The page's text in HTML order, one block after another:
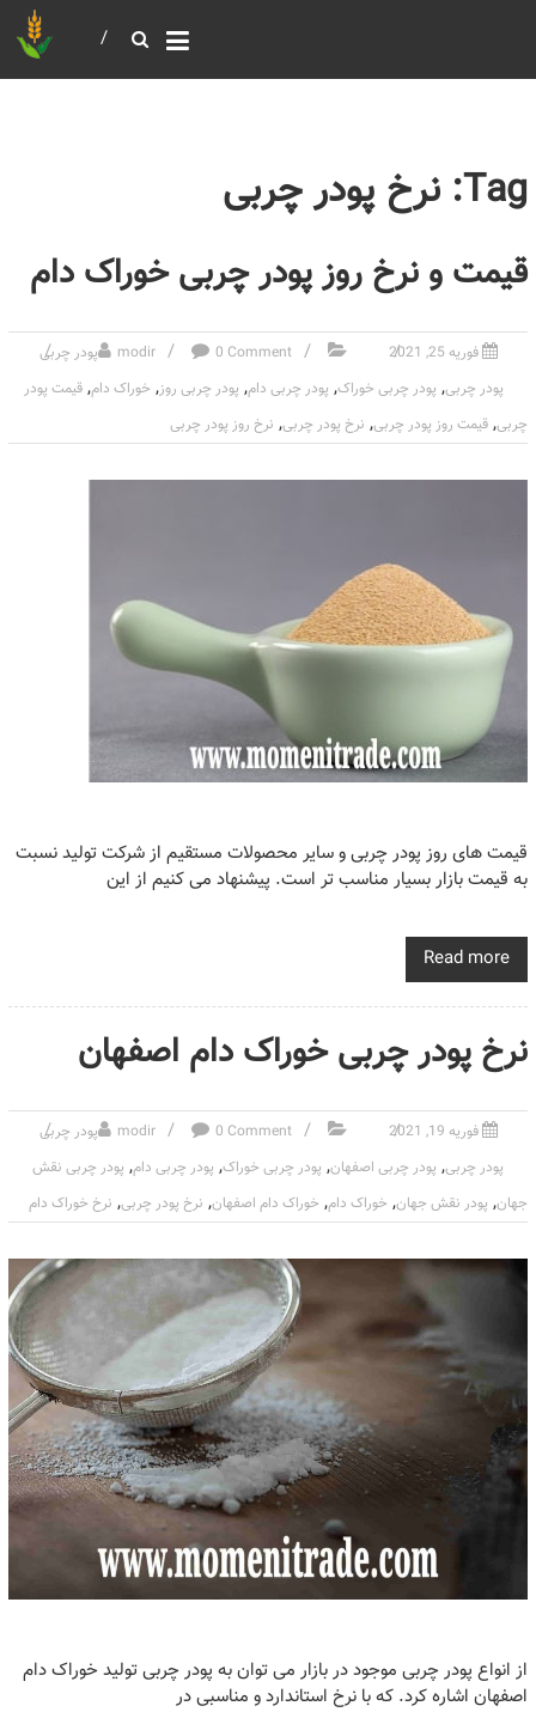
Tag: نرخ پودر چربی
قیمت و نرخ روز پودر چربی خوراک دام
فوریه 25, 2021 modir 0 Comment
پودر چربی
پودر چربی, پودر چربی خوراک, پودر چربی دام, پودر چربی روز, خوراک دام, قیمت پودر
چربی, قیمت روز پودر چربی, نرخ پودر چربی, نرخ روز پودر چربی
قیمت های روز پودر چربی و سایر محصولات مستقیم از شرکت تولید نسبت
به قیمت بازار بسیار مناسب تر است. پیشنهاد می کنیم از این
Read more
نرخ پودر چربی خوراک دام اصفهان
فوریه 19, 2021 modir 0 Comment
پودر چربی
پودر چربی, پودر چربی اصفهان, پودر چربی خوراک, پودر چربی دام, پودر چربی نقش
جهان, پودر نقش جهان, خوراک دام, خوراک دام اصفهان, نرخ پودر چربی, نرخ خوراک دام
از انواع پودر چربی موجود در بازار می توان به پودر چربی تولید خوراک دام
اصفهان اشاره کرد. که با نرخ استاندارد و مناسبی در